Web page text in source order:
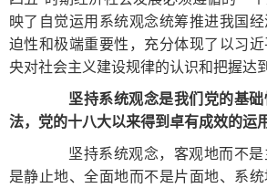
映了自觉运用系统观念统筹推进我国
迫性和极端重要性，充分体现了以习
央对社会主义建设规律的认识和把握达
坚持系统观念是我们党的基
法，党的十八大以来得到卓有成效的运
坚持系统观念，客观地而不是
是静止地、全面地而不是片面地、系